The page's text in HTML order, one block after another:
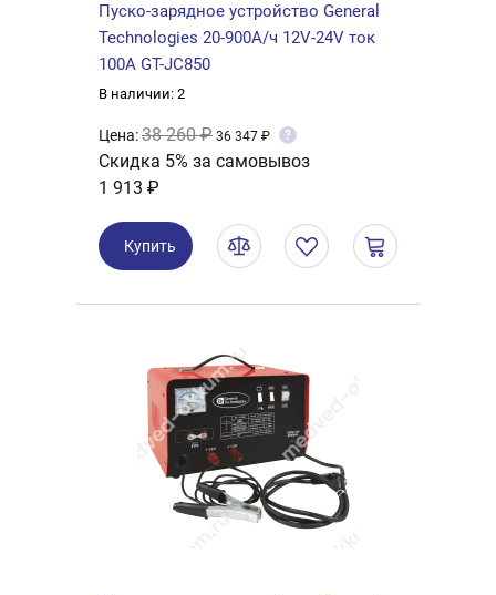
Пуско-зарядное устройство General
Technologies 20-900А/ч 12V-24V ток
100А GT-JC850
В наличии: 2
Цена:38 260 ₽ 36 347 ₽ ?
Скидка 5% за самовывоз
1 913 ₽
Купить